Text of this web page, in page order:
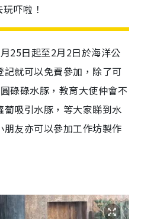
吓啦！
月25日起至2月2日於海洋公
就可以免費參加，除了可
碌碌水豚，教育大使仲會不
吸引水豚，等大家睇到水
友亦可以參加工作坊製作